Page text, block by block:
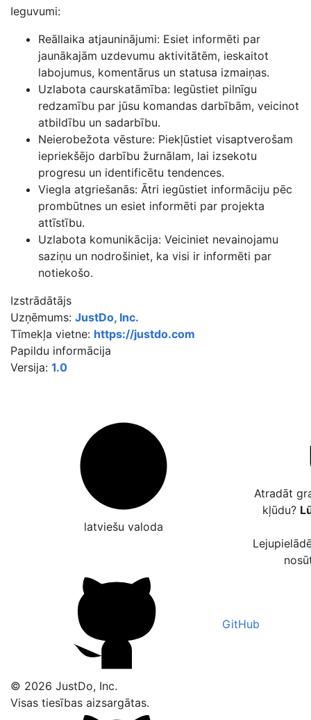
Ieguvumi:
Reāllaika atjauninājumi: Esiet informēti par
jaunākajām uzdevumu aktivitātēm, ieskaitot
labojumus, komentārus un statusa izmaiņas.
Uzlabota caurskatāmība: Iegūstiet pilnīgu
redzamību par jūsu komandas darbībām, veicinot
atbildību un sadarbību.
Neierobežota vēsture: Piekļūstiet visaptverošam
iepriekšējo darbību žurnālam, lai izsekotu
progresu un identificētu tendences.
Viegla atgriešanās: Ātri iegūstiet informāciju pēc
prombūtnes un esiet informēti par projekta
attīstību.
Uzlabota komunikācija: Veiciniet nevainojamu
saziņu un nodrošiniet, ka visi ir informēti par
notiekošo.
Izstrādātājs
Uzņēmums: JustDo, Inc.
Tīmekļa vietne: https://justdo.com
Papildu informācija
Versija: 1.0
latviešu valoda
Atradāt
kļūdu?
GitHub
© 2026 JustDo, Inc.
Visas tiesības aizsargātas.